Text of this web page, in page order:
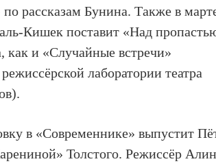
по рассказам Бунина. Также в
Кишек поставит «Над
как и «Случайные встречи»
лаборатории театра
в «Современнике» выпустит
Толстого. Режиссёр